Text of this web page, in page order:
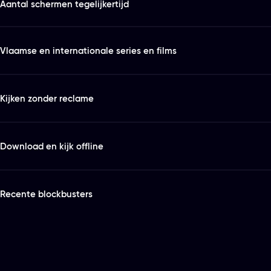
Aantal schermen tegelijkertijd
Vlaamse en internationale series en films
Kijken zonder reclame
Download en kijk offline
Recente blockbusters